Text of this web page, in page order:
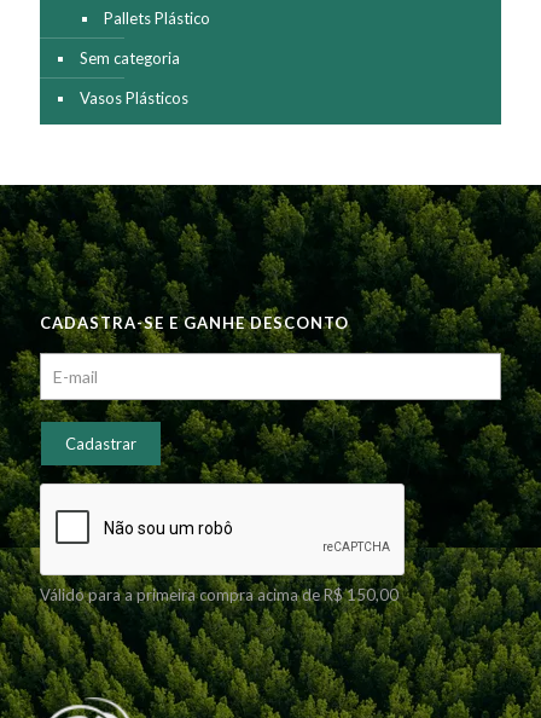
Pallets Plástico
Sem categoria
Vasos Plásticos
CADASTRA-SE E GANHE DESCONTO
Válido para a primeira compra acima de R$ 150,00